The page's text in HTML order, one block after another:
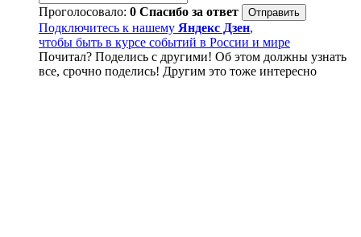
Проголосовало: 0 Спасибо за ответ
Подключитесь к нашему Яндекс Дзен,
чтобы быть в курсе событий в России и мире
Почитал? Поделись с другими! Об этом должны узнать
все, срочно поделись! Другим это тоже интересно